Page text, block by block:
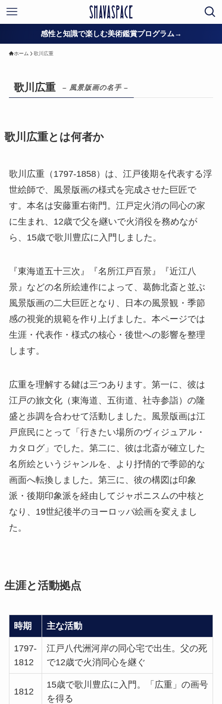
感性と知識で楽しむ美術鑑賞プログラム→
ホーム 歌川広重
歌川広重 – 風景版画の名手 –
歌川広重とは何者か
歌川広重（1797-1858）は、江戸後期を代表する浮
世絵師で、風景版画の様式を完成させた巨匠で
す。本名は安藤重右衛門。江戸定火消の同心の家
に生まれ、12歳で父を継いで火消役を務めなが
ら、15歳で歌川豊広に入門しました。
『東海道五十三次』『名所江戸百景』『近江八
景』などの名所絵連作によって、葛飾北斎と並ぶ
風景版画の二大巨匠となり、日本の風景観・季節
感の視覚的規範を作り上げました。本ページでは
生涯・代表作・様式の核心・後世への影響を整理
します。
広重を理解する鍵は三つあります。第一に、彼は
江戸の旅文化（東海道、五街道、社寺参詣）の隆
盛と歩調を合わせて活動しました。風景版画は江
戸庶民にとって「行きたい場所のヴィジュアル・
カタログ」でした。第二に、彼は北斎が確立した
名所絵というジャンルを、より抒情的で季節的な
画面へ転換しました。第三に、彼の構図は印象
派・後期印象派を経由してジャポニスムの中核と
なり、19世紀後半のヨーロッパ絵画を変えまし
た。
生涯と活動拠点
時期 主な活動
1797-
1812
江戸八代洲河岸の同心宅で出生。父の死
で12歳で火消同心を継ぐ
1812
15歳で歌川豊広に入門。「広重」の画号
を得る